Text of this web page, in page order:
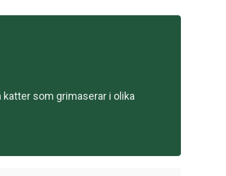
som grimaserar i olika